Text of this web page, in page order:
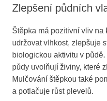
Zlepšení půdních
Štěpka má pozitivní vliv na
udržovat vlhkost, zlepšuje
biologickou aktivitu v
půdy uvolňují živiny, které
Mulčování štěpkou také
a potlačuje růst plevelů.